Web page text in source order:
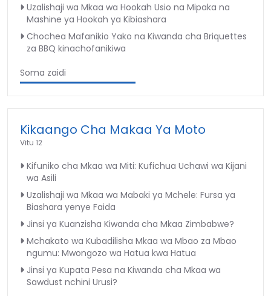
Uzalishaji wa Mkaa wa Hookah Usio na Mipaka na
Mashine ya Hookah ya Kibiashara
Chochea Mafanikio Yako na Kiwanda cha Briquettes
za BBQ kinachofanikiwa
Soma zaidi
Kikaango Cha Makaa Ya Moto
Vitu 12
Kifuniko cha Mkaa wa Miti: Kufichua Uchawi wa Kijani
wa Asili
Uzalishaji wa Mkaa wa Mabaki ya Mchele: Fursa ya
Biashara yenye Faida
Jinsi ya Kuanzisha Kiwanda cha Mkaa Zimbabwe?
Mchakato wa Kubadilisha Mkaa wa Mbao za Mbao
ngumu: Mwongozo wa Hatua kwa Hatua
Jinsi ya Kupata Pesa na Kiwanda cha Mkaa wa
Sawdust nchini Urusi?